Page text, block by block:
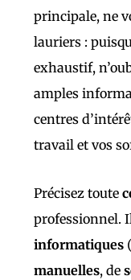
principale, ne
lauriers :
exhaustif,
amples
centres
travail et vos
Précisez toute
professionnel.
informatiques
manuelles, de